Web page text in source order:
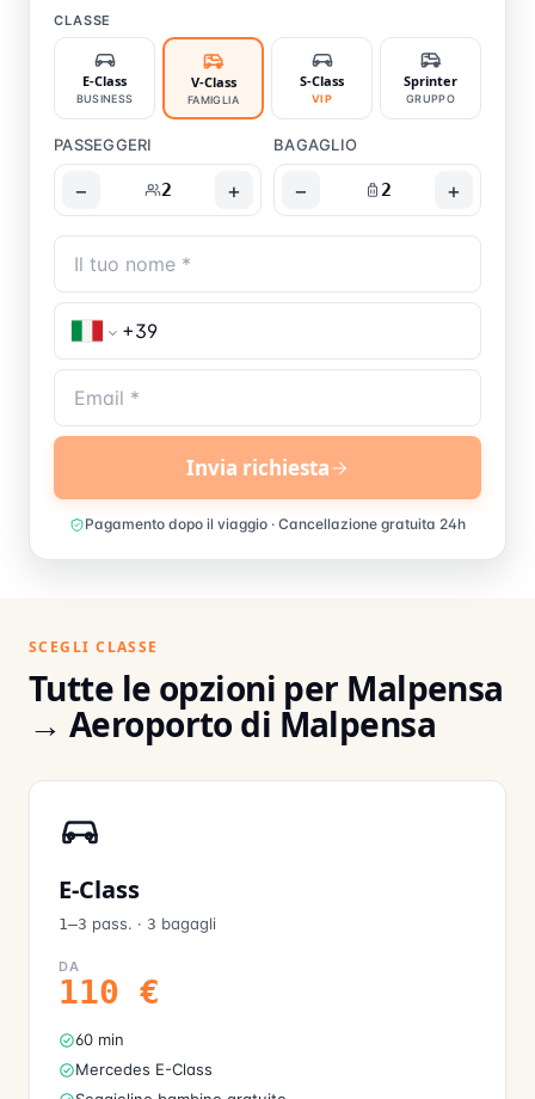
CLASSE
E-Class
BUSINESS
V-Class
FAMIGLIA
S-Class
VIP
Sprinter
GRUPPO
PASSEGGERI
− 2 +
BAGAGLIO
− 2 +
Invia richiesta
Pagamento dopo il viaggio · Cancellazione gratuita 24h
SCEGLI CLASSE
Tutte le opzioni per Malpensa
→ Aeroporto di Malpensa
E-Class
1–3 pass. · 3 bagagli
DA
110 €
60 min
Mercedes E-Class